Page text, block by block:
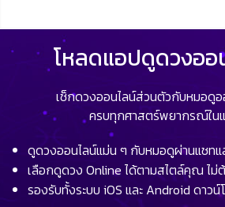
โหลดแอปดูดวงออ
เช็กดวงออนไลน์ส่วนตัวกับหมอดู
ครบทุกศาสตร์พยากรณ์ใน
ดูดวงออนไลน์แม่น ๆ กับหมอดูผ่านแชทแ
เลือกดูดวง Online ได้ตามสไตล์คุณ ไม่
รองรับทั้งระบบ iOS และ Android ดาวน์